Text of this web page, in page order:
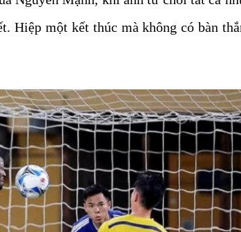
Hiệp một kết thúc mà không có bàn